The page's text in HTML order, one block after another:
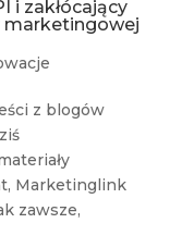
i zakłócający
marketingowej
z blogów
Marketinglink
zawsze,